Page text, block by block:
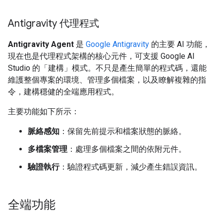
Antigravity 代理程式
Antigravity Agent 是 Google Antigravity 的主要 AI 功能，
現在也是代理程式架構的核心元件，可支援 Google AI
Studio 的「建構」模式。不只是產生簡單的程式碼，還能
維護整個專案的環境、管理多個檔案，以及瞭解複雜的指
令，建構穩健的全端應用程式。
主要功能如下所示：
脈絡感知 ：保留先前提示和檔案狀態的脈絡。
多檔案管理 ：處理多個檔案之間的依附元件。
驗證執行：驗證程式碼更新，減少產生錯誤資訊。
全端功能